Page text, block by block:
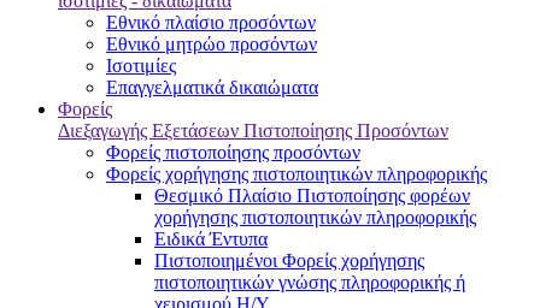
Εθνικό πλαίσιο προσόντων
Εθνικό μητρώο προσόντων
Ισοτιμίες
Επαγγελματικά δικαιώματα
Φορείς
Διεξαγωγής Εξετάσεων Πιστοποίησης Προσόντων
Φορείς πιστοποίησης προσόντων
Φορείς χορήγησης πιστοποιητικών πληροφορικής
Θεσμικό Πλαίσιο Πιστοποίησης φορέων
χορήγησης πιστοποιητικών πληροφορικής
Ειδικά Έντυπα
Πιστοποιημένοι Φορείς χορήγησης
πιστοποιητικών γνώσης πληροφορικής ή
χειρισμού Η/Υ